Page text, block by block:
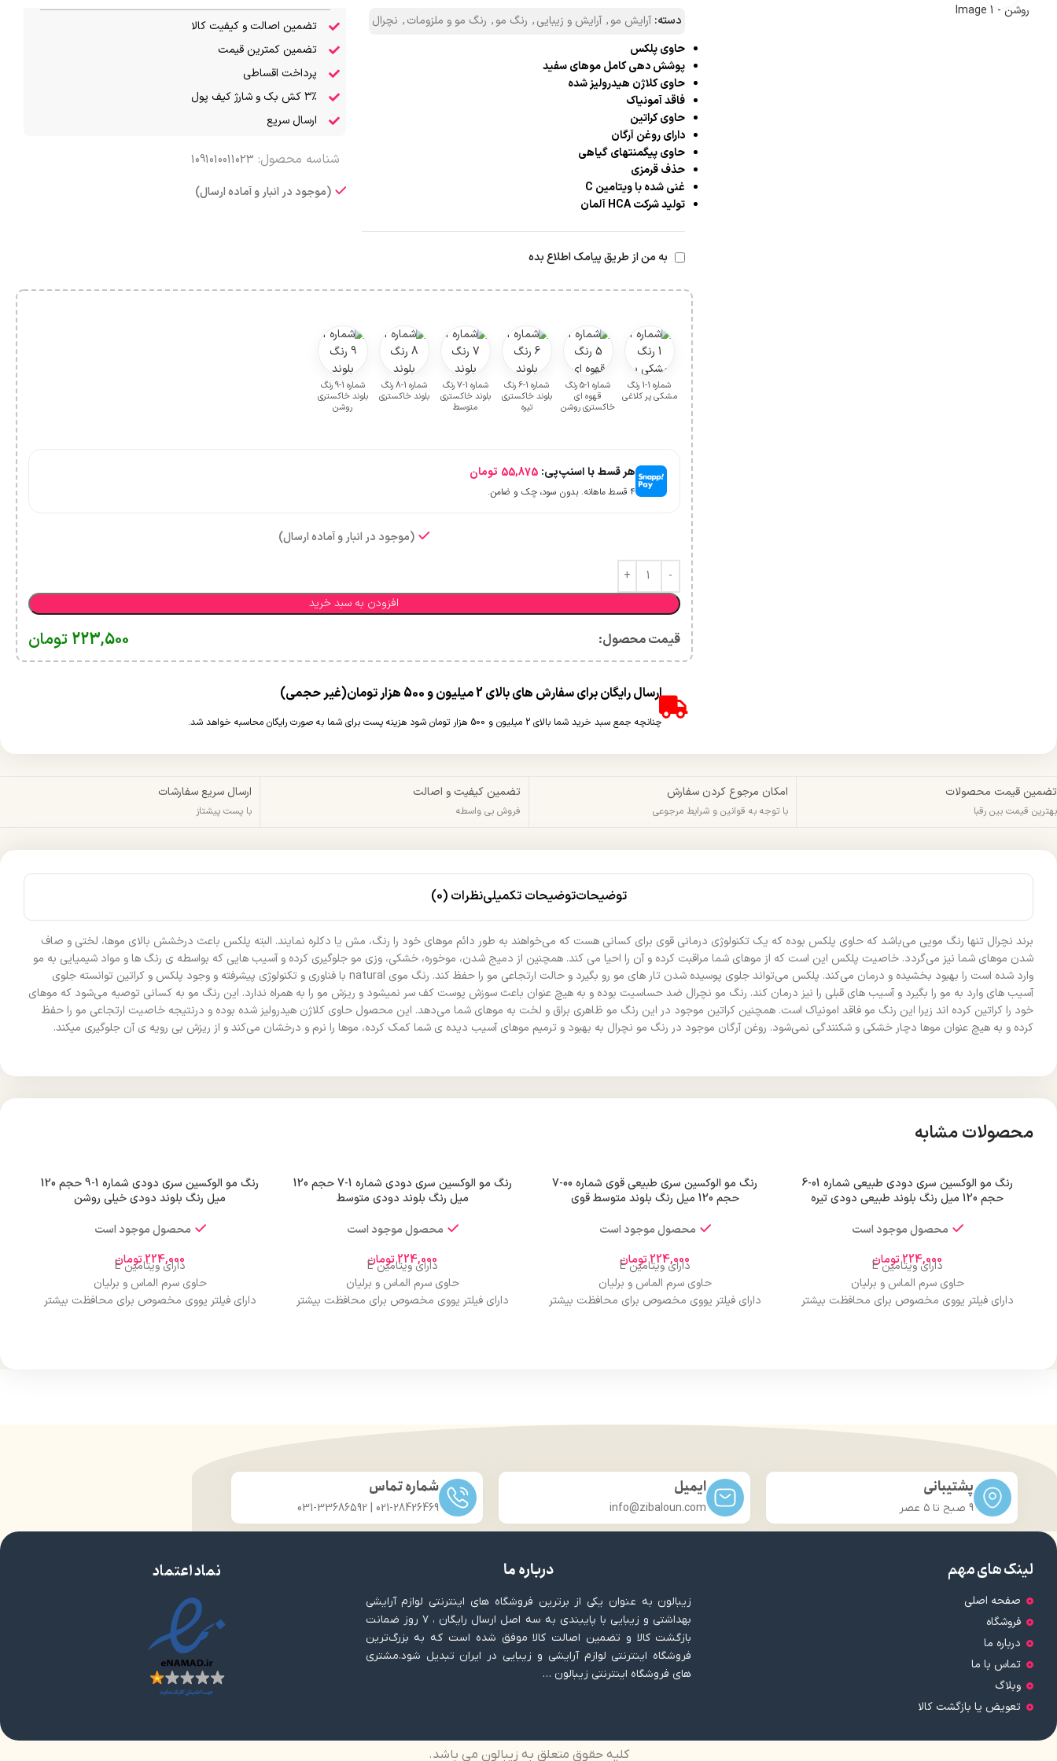
دسته: آرایش مو, آرایش و زیبایی, رنگ مو, رنگ مو و ملزومات, نچرال
حاوی پلکس
پوشش دهی کامل موهای سفید
حاوی کلاژن هیدرولیز شده
فاقد آمونیاک
حاوی کراتین
دارای روغن آرگان
حاوی پیگمنتهای گیاهی
حذف قرمزی
غنی شده با ویتامین C
تولید شرکت HCA آلمان
به من از طریق پیامک اطلاع بده
تضمین اصالت و کیفیت کالا
تضمین کمترین قیمت
پرداخت اقساطی
۳٪ کش بک و شارژ کیف پول
ارسال سریع
شناسه محصول: 1091010011023
(موجود در انبار و آماده ارسال)
شماره 1-1 رنگ
مشکی پر کلاغی
شماره 1-5 رنگ
قهوه ای
خاکستری روشن
شماره 1-6 رنگ
بلوند خاکستری
تیره
شماره 1-7 رنگ
بلوند خاکستری
متوسط
شماره 1-8 رنگ
بلوند خاکستری
شماره 1-9 رنگ
بلوند خاکستری
روشن
هر قسط با اسنپ‌پی:55,875 تومان
۴ قسط ماهانه. بدون سود، چک و ضامن.
(موجود در انبار و آماده ارسال)
افزودن به سبد خرید
قیمت محصول:​ 223,500 تومان
ارسال رایگان برای سفارش های بالای 2 میلیون و 500 هزار تومان(غیر حجمی)
چنانچه جمع سبد خرید شما بالای 2 میلیون و 500 هزار تومان شود هزینه پست برای شما به صورت رایگان محاسبه خواهد شد.
تضمین قیمت محصولات
بهترین قیمت بین رقبا
امکان مرجوع کردن سفارش
با توجه به قوانین و شرایط مرجوعی
تضمین کیفیت و اصالت
فروش بی واسطه
ارسال سریع سفارشات
با پست پیشتاز
توضیحاتتوضیحات تکمیلینظرات (0)
برند نچرال تنها رنگ مویی می‌باشد که حاوی پلکس بوده که یک تکنولوژی درمانی قوی برای کسانی هست که می‌خواهند به طور دائم موهای خود را رنگ، مش یا دکلره نمایند. البته پلکس باعث درخشش بالای موها، لختی و صاف
شدن موهای شما نیز می‌گردد. خاصیت پلکس این است که از موهای شما مراقبت کرده و آن را احیا می کند. همچنین از دمیج شدن، موخوره، خشکی، وزی مو جلوگیری کرده و آسیب هایی که بواسطه ی رنگ ها و مواد شیمیایی به مو
وارد شده است را بهبود بخشیده و درمان می‌کند. پلکس می‌تواند جلوی پوسیده شدن تار های مو رو بگیرد و حالت ارتجاعی مو را حفظ کند. رنگ موی natural با فناوری و تکنولوژی پیشرفته و وجود پلکس و کراتین توانسته جلوی
آسیب های وارد به مو را بگیرد و آسیب های قبلی را نیز درمان کند. رنگ مو نچرال ضد حساسیت بوده و به هیچ عنوان باعث سوزش پوست کف سر نمیشود و ریزش مو را به همراه ندارد. این رنگ مو به کسانی توصیه می‌شود که موهای
خود را کراتین کرده اند زیرا این رنگ مو فاقد امونیاک است. همچنین کراتین موجود در این رنگ مو ظاهری براق و لخت به موهای شما می‌دهد. این محصول حاوی کلاژن هیدرولیز شده بوده و درنتیجه خاصیت ارتجاعی مو را حفظ
کرده و به هیچ عنوان موها دچار خشکی و شکنندگی نمی‌شود. روغن آرگان موجود در رنگ مو نچرال به بهبود و ترمیم موهای آسیب دیده ی شما کمک کرده، موها را نرم و درخشان می‌کند و از ریزش بی رویه ی آن جلوگیری میکند.
محصولات مشابه
رنگ مو الوکسین سری دودی طبیعی شماره 01-6
حجم 120 میل رنگ بلوند طبیعی دودی تیره
محصول موجود است
224,000تومان
دارای ویتامین E
حاوی سرم الماس و برلیان
دارای فیلتر یووی مخصوص برای محافظت بیشتر
رنگ مو الوکسین سری طبیعی قوی شماره 00-7
حجم 120 میل رنگ بلوند متوسط قوی
محصول موجود است
224,000تومان
دارای ویتامین E
حاوی سرم الماس و برلیان
دارای فیلتر یووی مخصوص برای محافظت بیشتر
رنگ مو الوکسین سری دودی شماره 1-7 حجم 120
میل رنگ بلوند دودی متوسط
محصول موجود است
224,000تومان
دارای ویتامین E
حاوی سرم الماس و برلیان
دارای فیلتر یووی مخصوص برای محافظت بیشتر
رنگ مو الوکسین سری دودی شماره 1-9 حجم 120
میل رنگ بلوند دودی خیلی روشن
محصول موجود است
224,000تومان
دارای ویتامین E
حاوی سرم الماس و برلیان
دارای فیلتر یووی مخصوص برای محافظت بیشتر
پشتیبانی
9 صبح تا ۵ عصر
ایمیل
info@zibaloun.com
شماره تماس
021-28426469 | 031-33686592
لینک های مهم
صفحه اصلی
فروشگاه
درباره ما
تماس با ما
وبلاگ
تعویض یا بازگشت کالا
درباره ما
زیبالون به عنوان یکی از برترین فروشگاه های اینترنتی لوازم آرایشی
بهداشتی و زیبایی با پایبندی به سه اصل ارسال رایگان ، ۷ روز ضمانت
بازگشت کالا و تضمین اصالت کالا موفق شده است که به بزرگ‌ترین
فروشگاه اینترنتی لوازم آرایشی و زیبایی در ایران تبدیل شود.مشتری
های فروشگاه اینترنتی زیبالون …
نماد اعتماد
کلیه حقوق متعلق به زیبالون می باشد.